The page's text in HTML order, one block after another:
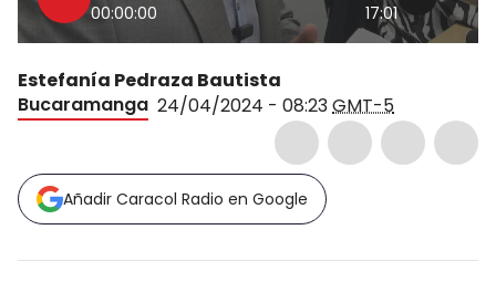
00:00:00 17:01
Estefanía Pedraza Bautista
Bucaramanga 24/04/2024 - 08:23GMT-5
Añadir Caracol Radio en Google